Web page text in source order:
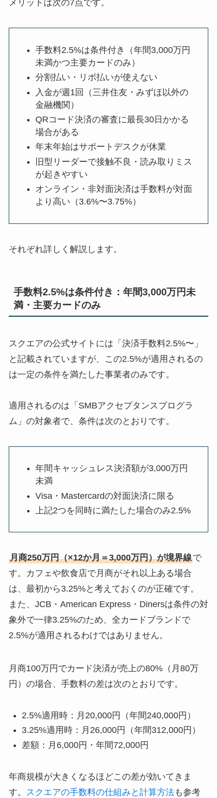
メリットは次の7点です。
手数料2.5%は条件付き（年間3,000万円
未満かつ主要カードのみ）
分割払い・リボ払いが使えない
入金が週1回（三井住友・みずほ以外の
金融機関）
QRコード決済の審査に最長30日かかる
場合がある
年末年始はサポートデスクが休業
旧型リーダーで接触不良・読み取りミス
が起きやすい
オンライン・非対面決済は手数料が対面
より高い（3.6%〜3.75%）
それぞれ詳しく解説します。
手数料2.5%は条件付き：年間3,000万円未
満・主要カードのみ
スクエアの公式サイトには「決済手数料2.5%〜」
と記載されていますが、この2.5%が適用されるの
は一定の条件を満たした事業者のみです。
適用されるのは「SMBアクセプタンスプログラ
ム」の対象者で、条件は次のとおりです。
年間キャッシュレス決済額が3,000万円
未満
Visa・Mastercardの対面決済に限る
上記2つを同時に満たした場合のみ2.5%
月商250万円（×12か月＝3,000万円）が境界線で
す。カフェや飲食店で月商がそれ以上ある場合
は、最初から3.25%と考えておくのが正確です。
また、JCB・American Express・Dinersは条件の対
象外で一律3.25%のため、全カードブランドで
2.5%が適用されるわけではありません。
月商100万円でカード決済が売上の80%（月80万
円）の場合、手数料の差は次のとおりです。
2.5%適用時：月20,000円（年間240,000円）
3.25%適用時：月26,000円（年間312,000円）
差額：月6,000円・年間72,000円
年商規模が大きくなるほどこの差が効いてきま
す。
スクエアの手数料の仕組みと計算方法も参考